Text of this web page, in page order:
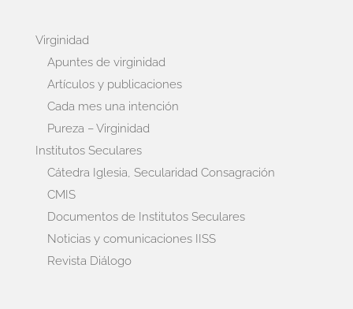
Virginidad
Apuntes de virginidad
Artículos y publicaciones
Cada mes una intención
Pureza – Virginidad
Institutos Seculares
Cátedra Iglesia, Secularidad Consagración
CMIS
Documentos de Institutos Seculares
Noticias y comunicaciones IISS
Revista Diálogo